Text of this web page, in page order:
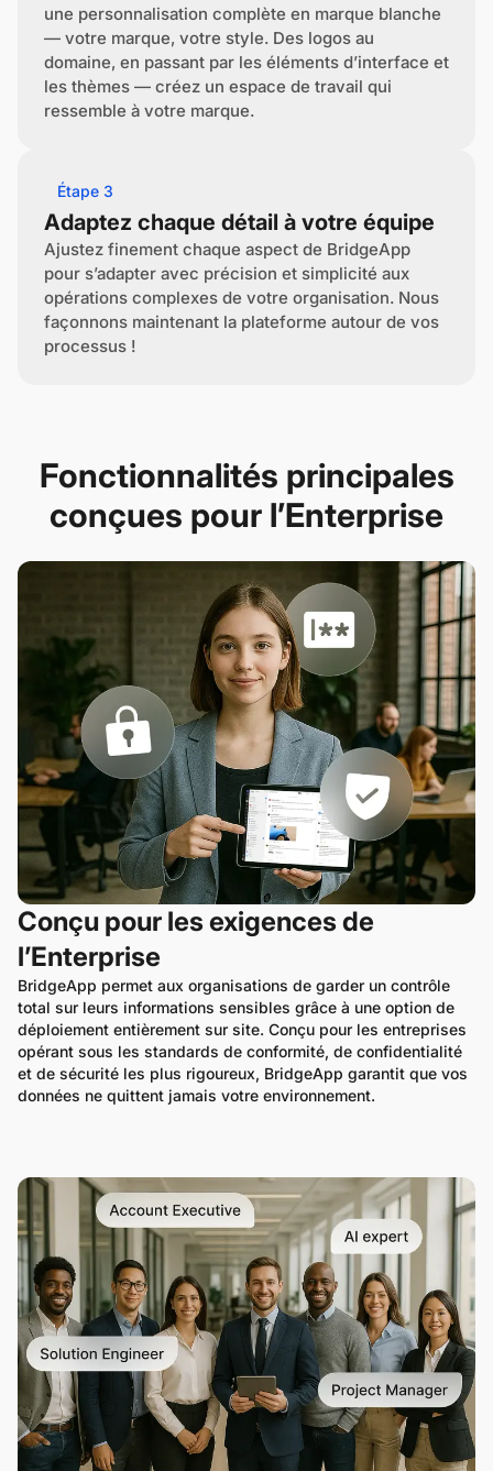
une personnalisation complète en marque blanche
— votre marque, votre style. Des logos au
domaine, en passant par les éléments d’interface et
les thèmes — créez un espace de travail qui
ressemble à votre marque.
Étape 3
Adaptez chaque détail à votre équipe
Ajustez finement chaque aspect de BridgeApp
pour s’adapter avec précision et simplicité aux
opérations complexes de votre organisation. Nous
façonnons maintenant la plateforme autour de vos
processus !
Fonctionnalités principales
conçues pour l’Enterprise
Conçu pour les exigences de
l’Enterprise
BridgeApp permet aux organisations de garder un contrôle
total sur leurs informations sensibles grâce à une option de
déploiement entièrement sur site. Conçu pour les entreprises
opérant sous les standards de conformité, de confidentialité
et de sécurité les plus rigoureux, BridgeApp garantit que vos
données ne quittent jamais votre environnement.